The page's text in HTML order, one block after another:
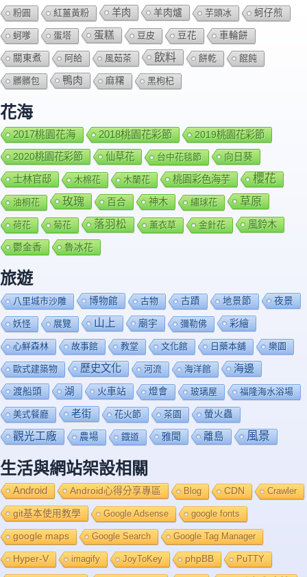
粉圓 紅薑黃粉 羊肉 羊肉爐 芋頭冰 蚵仔煎
蚵嗲 蛋塔 蛋糕 豆皮 豆花 車輪餅
關東煮 阿給 風茹茶 飲料 餅乾 餛飩
髒髒包 鴨肉 麻糬 黑枸杞
花海
2017桃園花海 2018桃園花彩節
2019桃園花彩節
2020桃園花彩節
仙草花 台中花毯節 向日葵
士林官邸 木棉花 木蘭花 桃園彩色海芋 櫻花
油桐花 玫瑰 百合 神木 繡球花 草原
荷花 菊花 落羽松 薰衣草 金針花 風鈴木
鬱金香 魯冰花
旅遊
八里城市沙雕 博物館 古物 古蹟 地景節 夜景
妖怪 展覽 山上 廟宇 彌勒佛 彩繪
心鮮森林 故事館 教堂 文化館 日藥本舖 樂園
歐式建築物 歷史文化 河流 海洋館 海邊
渡船頭 湖 火車站 燈會 玻璃屋 福隆海水浴場
美式餐廳 老街 花火節 茶園 螢火蟲
觀光工廠 農場 鐡道 雅聞 離島 風景
生活與網站架設相關
Android Android心得分享專區 Blog CDN Crawler
git基本使用教學 Google Adsense google fonts
google maps Google Search Google Tag Manager
Hyper-V imagify JoyToKey phpBB PuTTY